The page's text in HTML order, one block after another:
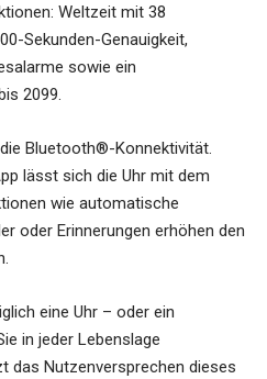
Weltzeit mit 38
Sekunden-Genauigkeit,
sowie ein
2099.
Bluetooth®-Konnektivität.
lässt sich die Uhr mit dem
wie automatische
oder Erinnerungen erhöhen den
eine Uhr – oder ein
in jeder Lebenslage
das Nutzenversprechen dieses